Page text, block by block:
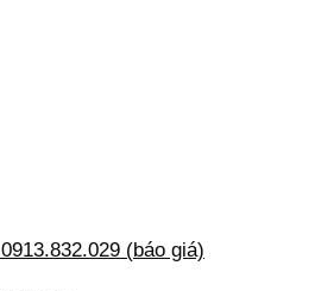
0913.832.029 (báo giá)